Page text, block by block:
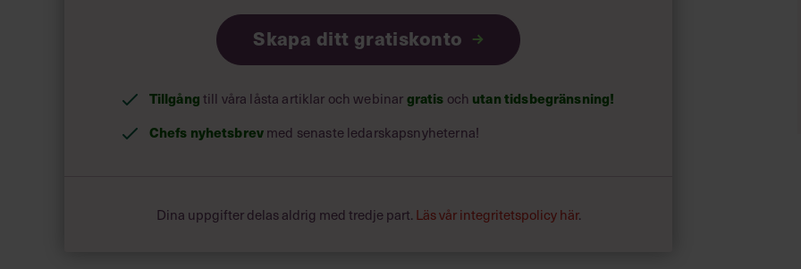
Skapa ditt gratiskonto
Tillgångtill våra låsta artiklar och webinargratis och utan tidsbegränsning!
Chefs nyhetsbrevmed senaste ledarskapsnyheterna!
Dina uppgifter delas aldrig med tredje part. Läs vår integritetspolicy här.